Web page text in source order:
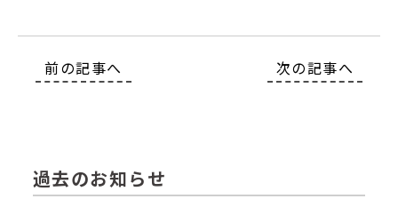
前の記事へ 次の記事へ
過去のお知らせ